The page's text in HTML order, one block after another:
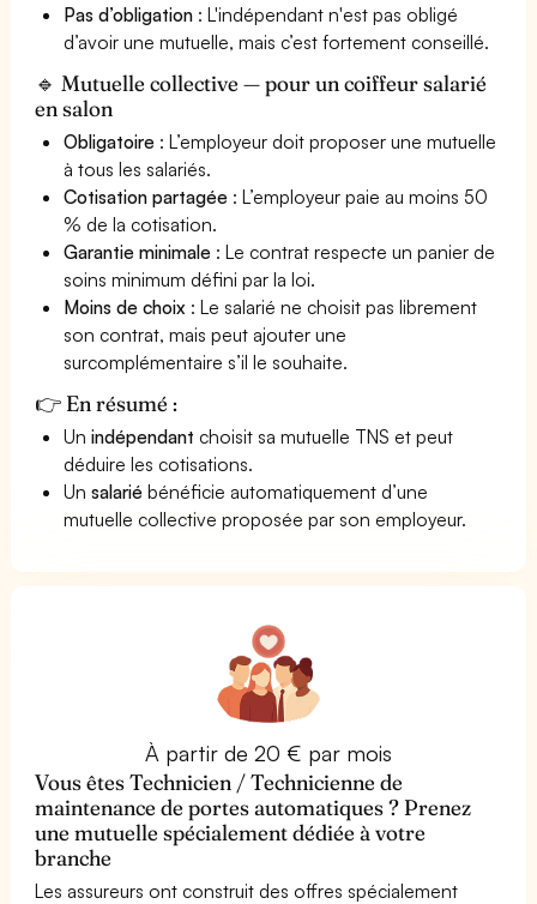
Pas d’obligation : L'indépendant n'est pas obligé
d’avoir une mutuelle, mais c’est fortement conseillé.
🔹 Mutuelle collective — pour un coiffeur salarié
en salon
Obligatoire : L’employeur doit proposer une mutuelle
à tous les salariés.
Cotisation partagée : L’employeur paie au moins 50
% de la cotisation.
Garantie minimale : Le contrat respecte un panier de
soins minimum défini par la loi.
Moins de choix : Le salarié ne choisit pas librement
son contrat, mais peut ajouter une
surcomplémentaire s’il le souhaite.
👉 En résumé :
Unindépendant choisit sa mutuelle TNS et peut
déduire les cotisations.
Unsalarié bénéficie automatiquement d’une
mutuelle collective proposée par son employeur.
À partir de 20 € par mois
Vous êtes Technicien / Technicienne de
maintenance de portes automatiques ? Prenez
une mutuelle spécialement dédiée à votre
branche
Les assureurs ont construit des offres spécialement